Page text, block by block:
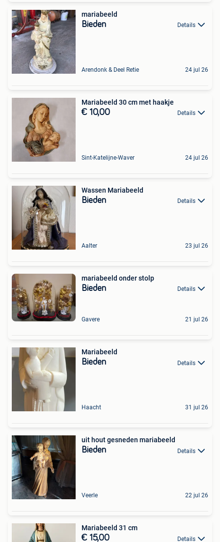
mariabeeld
Bieden Details
Arendonk & Deel Retie 24 jul 26
Mariabeeld 30 cm met haakje
€ 10,00 Details
Sint-Katelijne-Waver 24 jul 26
Wassen Mariabeeld
Bieden Details
Aalter 23 jul 26
mariabeeld onder stolp
Bieden Details
Gavere 21 jul 26
Mariabeeld
Bieden Details
Haacht 31 jul 26
uit hout gesneden mariabeeld
Bieden Details
Veerle 22 jul 26
Mariabeeld 31 cm
€ 15,00 Details